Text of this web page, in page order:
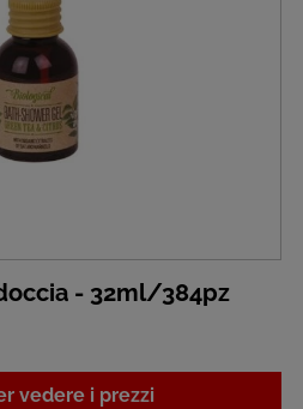
- 32ml/384pz
vedere i prezzi